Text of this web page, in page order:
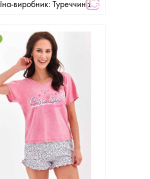
виробник: Туреччина